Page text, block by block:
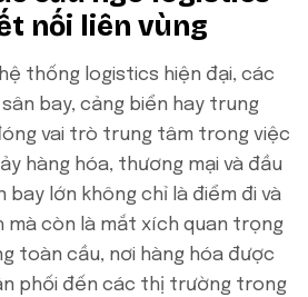
nối liên vùng
thống logistics hiện đại, các
bay, cảng biển hay trung
vai trò trung tâm trong việc
hàng hóa, thương mại và đầu
bay lớn không chỉ là điểm đi và
mà còn là mắt xích quan trọng
toàn cầu, nơi hàng hóa được
phối đến các thị trường trong